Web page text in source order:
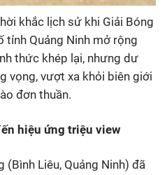
khắc lịch sử khi Giải Bóng
tỉnh Quảng Ninh mở rộng
thức khép lại, nhưng dư
vọng, vượt xa khỏi biên giới
đơn thuần.
hiệu ứng triệu view
Liêu, Quảng Ninh) đã